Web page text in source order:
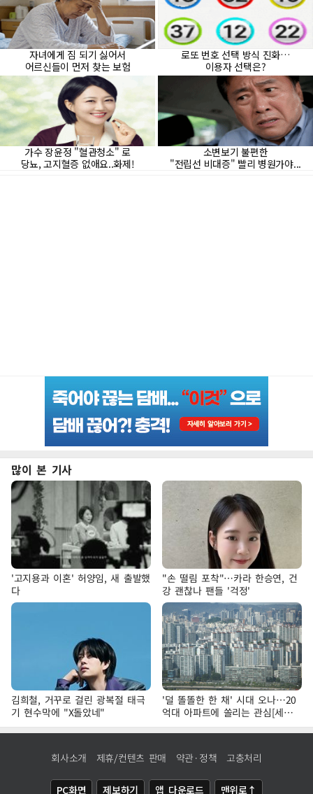
많이 본 기사
'고지용과 이혼' 허양임, 새 출발했
다
"손 떨림 포착"…카라 한승연, 건
강 괜찮나 팬들 '걱정'
김희철, 거꾸로 걸린 광복절 태극
기 현수막에 "X돌았네"
'덜 똘똘한 한 채' 시대 오나…20
억대 아파트에 쏠리는 관심[세제
개편, 그 이후②]
회사소개 제휴/컨텐츠 판매 약관·정책 고충처리
PC화면 제보하기 앱 다운로드 맨위로↑